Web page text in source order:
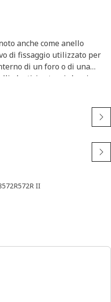
anche come anello
di fissaggio utilizzato per
di un foro o di una
elastici esterni che si
gli anelli elastici interni
posizione. Lo scopo
Agisce come un
saldamente in
alberi o tenute.
che garantiscono
572R572R II